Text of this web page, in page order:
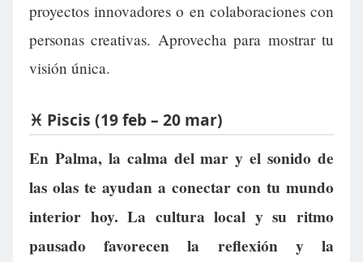
proyectos innovadores o en colaboraciones con
personas creativas. Aprovecha para mostrar tu
visión única.
♓ Piscis (19 feb – 20 mar)
En Palma, la calma del mar y el sonido de
las olas te ayudan a conectar con tu mundo
interior hoy. La cultura local y su ritmo
pausado favorecen la reflexión y la